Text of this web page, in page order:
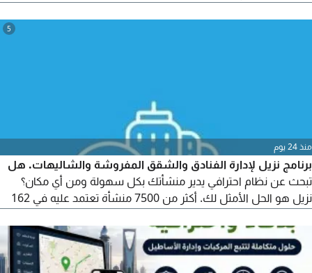
الحلويات. ساعد عملاءك على العودة باستمرار، وارفع متوسط قيمة5
منذ 24 يوم
برنامج نزيل لإدارة الفنادق والشقق المفروشة والشاليهات. هل
تبحث عن نظام احترافي يدير منشأتك بكل سهولة ومن أي مكان؟
نزيل هو الحل الأمثل لك. أكثر من 7500 منشأة تعتمد عليه في 162
أهم المميزات: نظام سحابي يعمل عبر الإنترنت، إدارة ومتابعة منشأتك
من أي مكان، حفظ آمن للبيانات على سيرفرات موثوقة، ربط مباشر
مع نظام شموس الأمني (اختياري)، ربط مع...